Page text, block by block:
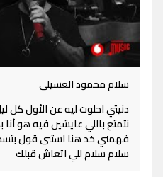
سلام محمود العسيلى
دنيتي احلوت ليه عن الأول كل
نتمتع باللي عايشين فيه هو
فهمني خد هنا استنى قول
سلام سلام للي اتعاش قبلك